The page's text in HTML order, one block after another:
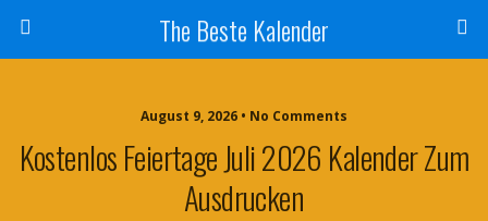
The Beste Kalender
August 9, 2026 • No Comments
Kostenlos Feiertage Juli 2026 Kalender Zum
Ausdrucken